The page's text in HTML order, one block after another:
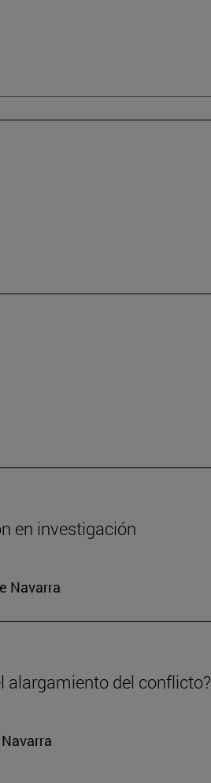
en investigación
Navarra
alargamiento del conflicto?